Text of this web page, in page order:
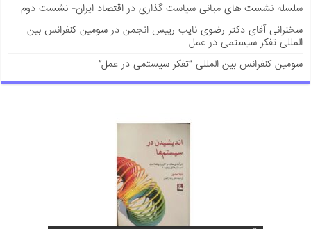
سلسله نشست های مبانی سیاست گذاری در اقتصاد ایران- نشست دوم
سخنرانی آقای دکتر رضوی نایب رییس انجمن در سومین کنفرانس بین
المللی تفکر سیستمی در عمل
سومین کنفرانس بین المللی “تفکر سیستمی در عمل”
آشنایی با کتاب “پادشکنندگی تامین مالی
آشنایی با کتاب “برنامه ریزی در سیستم های
بزرگ مقیاس : نمونه های کاربردی در